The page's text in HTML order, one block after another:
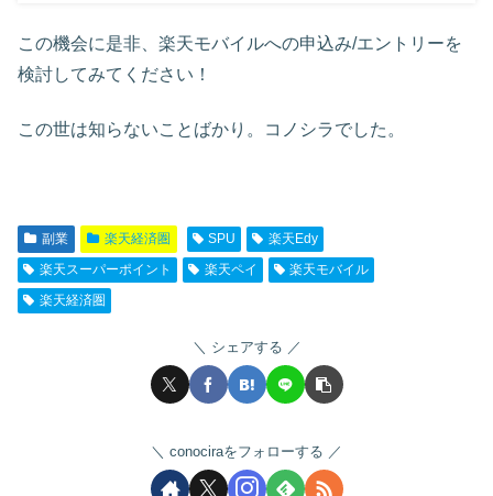
この機会に是非、楽天モバイルへの申込み/エントリーを
検討してみてください！
この世は知らないことばかり。コノシラでした。
副業 楽天経済圏 SPU
楽天Edy
楽天スーパーポイント
楽天ペイ
楽天モバイル
楽天経済圏
シェアする
conociraをフォローする